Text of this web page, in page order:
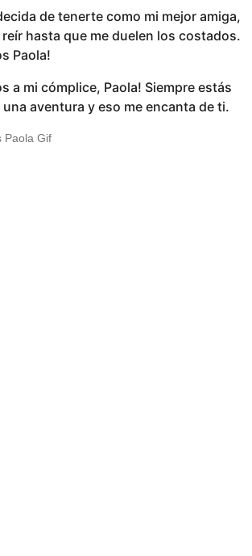
de tenerte como mi mejor amiga,
reír hasta que me duelen los costados.
Paola!
a mi cómplice, Paola! Siempre estás
aventura y eso me encanta de ti.